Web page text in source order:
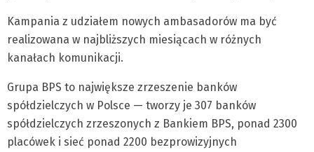
Kampania z udziałem nowych ambasadorów ma być
realizowana w najbliższych miesiącach w różnych
kanałach komunikacji.
Grupa BPS to największe zrzeszenie banków
spółdzielczych w Polsce — tworzy je 307 banków
spółdzielczych zrzeszonych z Bankiem BPS, ponad 2300
placówek i sieć ponad 2200 bezprowizyjnych